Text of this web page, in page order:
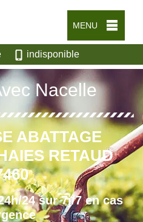
MENU
indisponible
Nacelle
ABATTAGE
RETAUD
24 sur 7j/7 en cas